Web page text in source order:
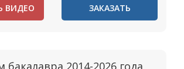
ВИДЕО ЗАКАЗАТЬ